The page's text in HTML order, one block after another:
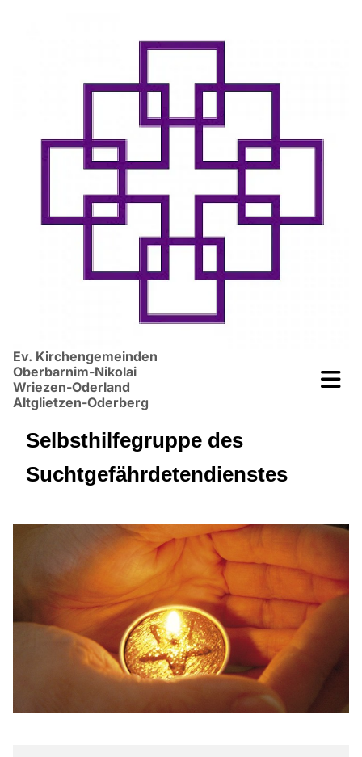
Ev. Kirchengemeinden
Oberbarnim-Nikolai
Wriezen-Oderland
Altglietzen-Oderberg
Selbsthilfegruppe des
Suchtgefährdetendienstes